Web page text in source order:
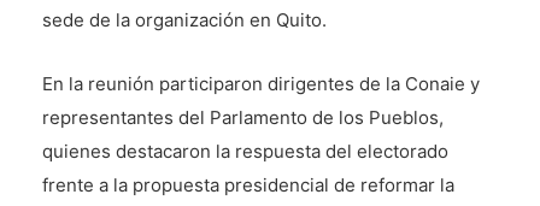
sede de la organización en Quito.
En la reunión participaron dirigentes de la Conaie y
representantes del Parlamento de los Pueblos,
quienes destacaron la respuesta del electorado
frente a la propuesta presidencial de reformar la